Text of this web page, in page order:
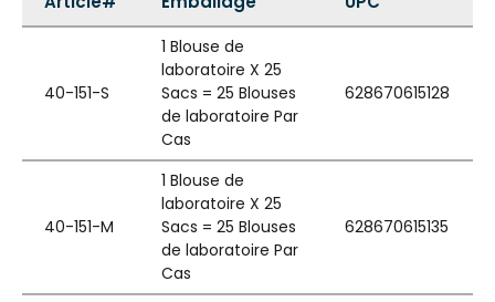
40-151-S
1 Blouse de
laboratoire X 25
Sacs = 25 Blouses
de laboratoire Par
Cas
628670615128
40-151-M
1 Blouse de
laboratoire X 25
Sacs = 25 Blouses
de laboratoire Par
Cas
628670615135